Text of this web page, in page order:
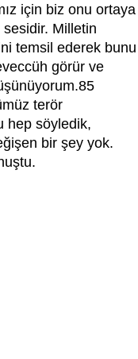
için biz onu ortaya
Milletin
temsil ederek bunu
görür ve
terör
hep söyledik,
bir şey yok.